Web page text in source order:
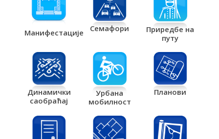
Манифестације Семафори
Приредбе на
путу
Динамички
саобраћај
Урбана
мобилност
Планови